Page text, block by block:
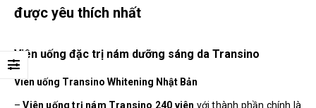
được yêu thích nhất
Viên uống đặc trị nám dưỡng sáng da Transino
Viên uống Transino Whitening Nhật Bản
–Viên uống trị nám Transino 240 viên với thành phần chính là